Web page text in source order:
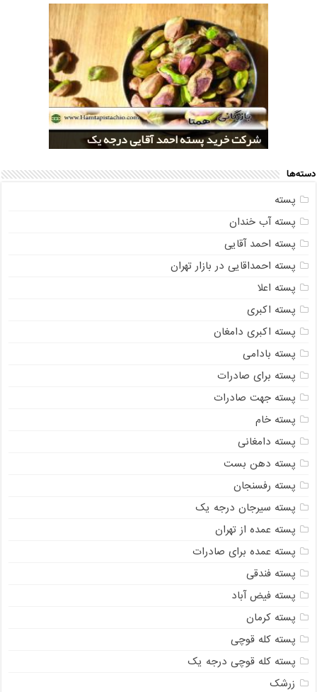
خرید کلی پسته شور اکبری صادراتی
شرکت خرید پسته احمد آقایی درجه یک
قیمت تولید پسته صادراتی رفسنجان
مراکز خريد پسته رفسنجان صادراتی
شرکت خرید پسته اکبری بسته بندی شده
دسته‌ها
پسته
پسته آب خندان
پسته احمد آقایی
پسته احمداقایی در بازار تهران
پسته اعلا
پسته اکبری
پسته اکبری دامغان
پسته بادامی
پسته برای صادرات
پسته جهت صادرات
پسته خام
پسته دامغانی
پسته دهن بست
پسته رفسنجان
پسته سیرجان درجه یک
پسته عمده از تهران
پسته عمده برای صادرات
پسته فندقی
پسته فیض آباد
پسته کرمان
پسته کله قوچی
پسته کله قوچی درجه یک
زرشک